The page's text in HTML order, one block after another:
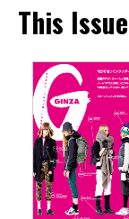
This Issue